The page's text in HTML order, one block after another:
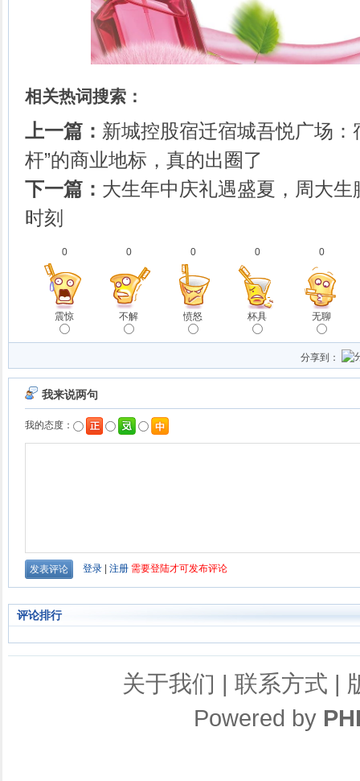
相关热词搜索：
上一篇： 新城控股宿迁宿城吾悦广场：
杆”的商业地标，真的出圈了
下一篇： 大生年中庆礼遇盛夏，周大
时刻
0
震惊
0
不解
0
愤怒
0
杯具
0
无聊
分享到：
评论排行
关于我们 | 联系方式 |
Powered by